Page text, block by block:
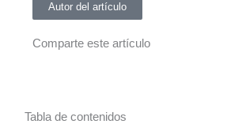
Autor del artículo
Comparte este artículo
Tabla de contenidos